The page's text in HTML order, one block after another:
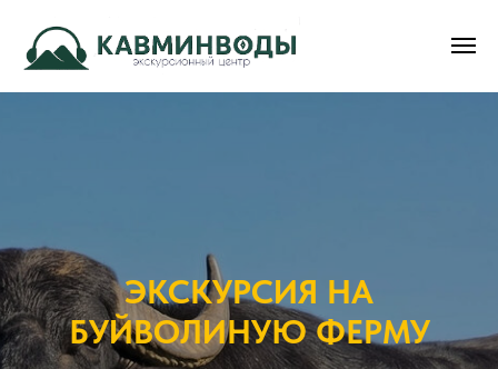
ЭКСКУРСИЯ НА
БУЙВОЛИНУЮ ФЕРМУ